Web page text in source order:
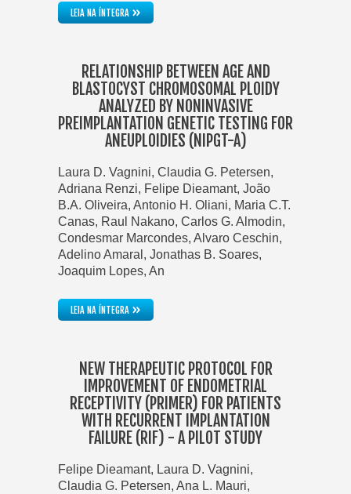
LEIA NA ÍNTEGRA»
RELATIONSHIP BETWEEN AGE AND
BLASTOCYST CHROMOSOMAL PLOIDY
ANALYZED BY NONINVASIVE
PREIMPLANTATION GENETIC TESTING FOR
ANEUPLOIDIES (NIPGT-A)
Laura D. Vagnini, Claudia G. Petersen,
Adriana Renzi, Felipe Dieamant, João
B.A. Oliveira, Antonio H. Oliani, Maria C.T.
Canas, Raul Nakano, Carlos G. Almodin,
Condesmar Marcondes, Alvaro Ceschin,
Adelino Amaral, Jonathas B. Soares,
Joaquim Lopes, An
LEIA NA ÍNTEGRA»
NEW THERAPEUTIC PROTOCOL FOR
IMPROVEMENT OF ENDOMETRIAL
RECEPTIVITY (PRIMER) FOR PATIENTS
WITH RECURRENT IMPLANTATION
FAILURE (RIF) - A PILOT STUDY
Felipe Dieamant, Laura D. Vagnini,
Claudia G. Petersen, Ana L. Mauri,